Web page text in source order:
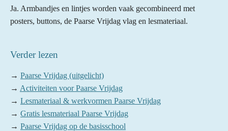
Ja. Armbandjes en lintjes worden vaak gecombineerd met
posters, buttons, de Paarse Vrijdag vlag en lesmateriaal.
Verder lezen
→ Paarse Vrijdag (uitgelicht)
→ Activiteiten voor Paarse Vrijdag
→ Lesmateriaal & werkvormen Paarse Vrijdag
→ Gratis lesmateriaal Paarse Vrijdag
→ Paarse Vrijdag op de basisschool